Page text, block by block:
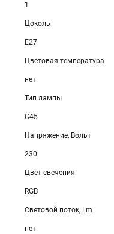
1
Цоколь
E27
Цветовая температура
нет
Тип лампы
C45
Напряжение, Вольт
230
Цвет свечения
RGB
Световой поток, Lm
нет